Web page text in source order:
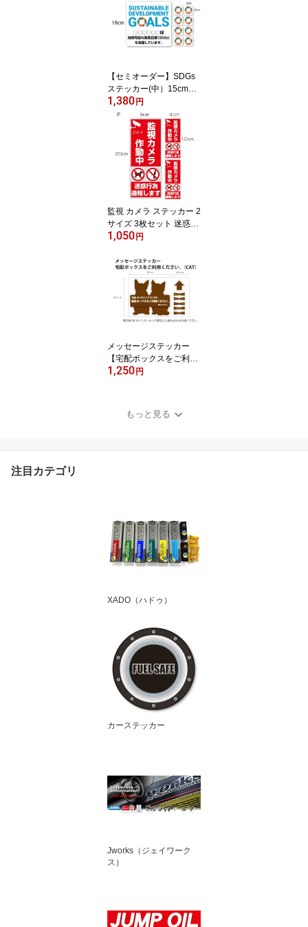
応 車 車用品 カー用品 お
しゃれ 最大 積載 量 積載
量 積載車 トラック用品 2
6cm×3.5cm 高耐候屋外
能!
【セミオーダー】SDGs
ステッカー(中）15cm
「持続可能な開発目標
（SDGs）を支援してい
ます。」店名、社名、団
体名等をお入れしてお渡
しします。
1,380円
監視 カメラ ステッカー 2
サイズ 3枚セット 迷惑行
為通報します 不審者 録
外 防犯グッズ 防犯カメ
ラ作動中 ダミー フェイ
ク セキュリティシール
セキュリティステッカー
防犯シール ダミー 防犯
ステッカー 監視カメラス
中
1,050円
メッセージステッカー
【宅配ボックスをご利用
ください。】配送業者の
ステッカーです。
1,250円
もっと見る
注目カテゴリ
XADO（ハドゥ）
カーステッカー
Jworks（ジェイワーク
ス）